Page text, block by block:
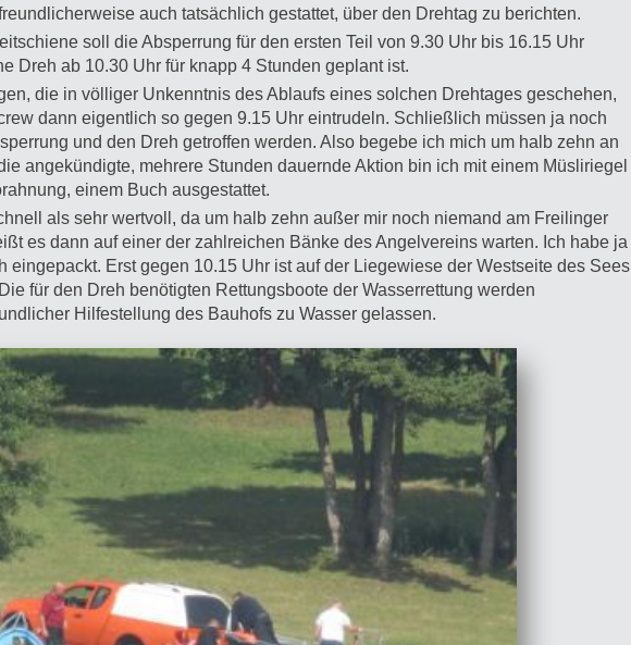
auch tatsächlich gestattet, über den Drehtag zu berichten.
soll die Absperrung für den ersten Teil von 9.30 Uhr bis 16.15 Uhr
Dreh ab 10.30 Uhr für knapp 4 Stunden geplant ist.
die in völliger Unkenntnis des Ablaufs eines solchen Drehtages geschehen,
dann eigentlich so gegen 9.15 Uhr eintrudeln. Schließlich müssen ja noch
und den Dreh getroffen werden. Also begebe ich mich um halb zehn an
angekündigte, mehrere Stunden dauernde Aktion bin ich mit einem Müsliriegel
einem Buch ausgestattet.
als sehr wertvoll, da um halb zehn außer mir noch niemand am Freilinger
es dann auf einer der zahlreichen Bänke des Angelvereins warten. Ich habe ja
eingepackt. Erst gegen 10.15 Uhr ist auf der Liegewiese der Westseite des Sees
für den Dreh benötigten Rettungsboote der Wasserrettung werden
Hilfestellung des Bauhofs zu Wasser gelassen.